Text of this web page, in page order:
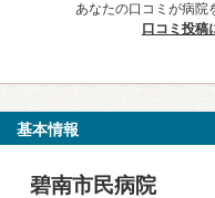
あなたの口コミが病院
口コミ投稿
基本情報
碧南市民病院